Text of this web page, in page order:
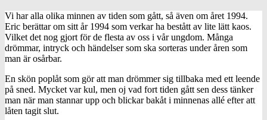
Vi har alla olika minnen av tiden som gått, så även om året 1994.
Eric berättar om sitt år 1994 som verkar ha bestått av lite lätt kaos.
Vilket det nog gjort för de flesta av oss i vår ungdom. Många
drömmar, intryck och händelser som ska sorteras under åren som
man är osårbar.
En skön poplåt som gör att man drömmer sig tillbaka med ett leende
på sned. Mycket var kul, men oj vad fort tiden gått sen dess tänker
man när man stannar upp och blickar bakåt i minnenas allé efter att
låten tagit slut.